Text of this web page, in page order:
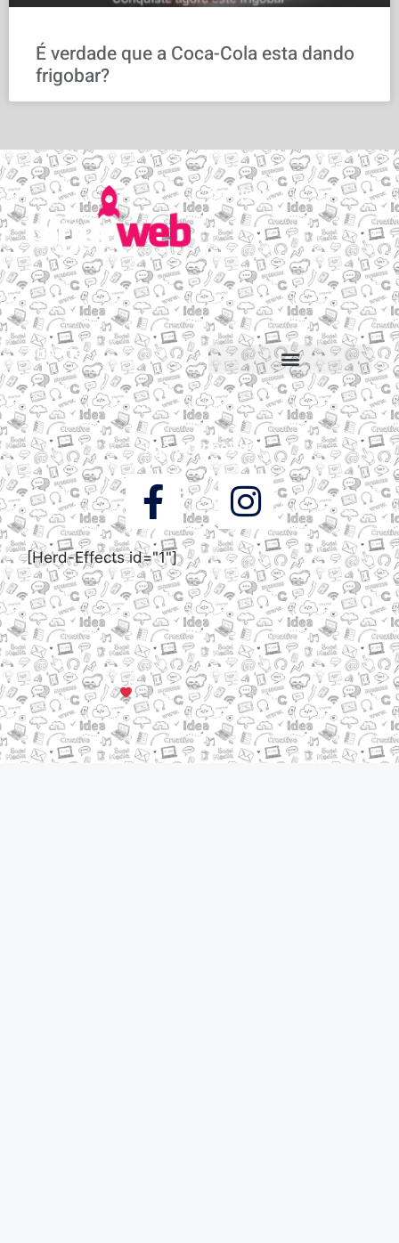
É verdade que a Coca-Cola esta dando
frigobar?
Serviços
Email personalizado
Hospedagem de Sites
Migração de sites e e-mails
Construtor de sites
Suporte
Suporte via Whats
Siga a DigooWeb
[Herd-Effects id="1"]
© Todos os direitos reservados a DigooWeb Gramado, RS |
Servidores em Dallas, TX
Criado com muito em Gramado, Serra Gaúcha